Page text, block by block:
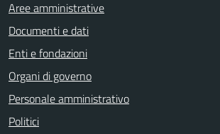
Aree amministrative
Documenti e dati
Enti e fondazioni
Organi di governo
Personale amministrativo
Politici